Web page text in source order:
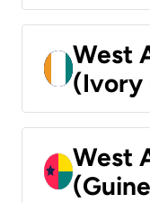
West
(Ivory
West